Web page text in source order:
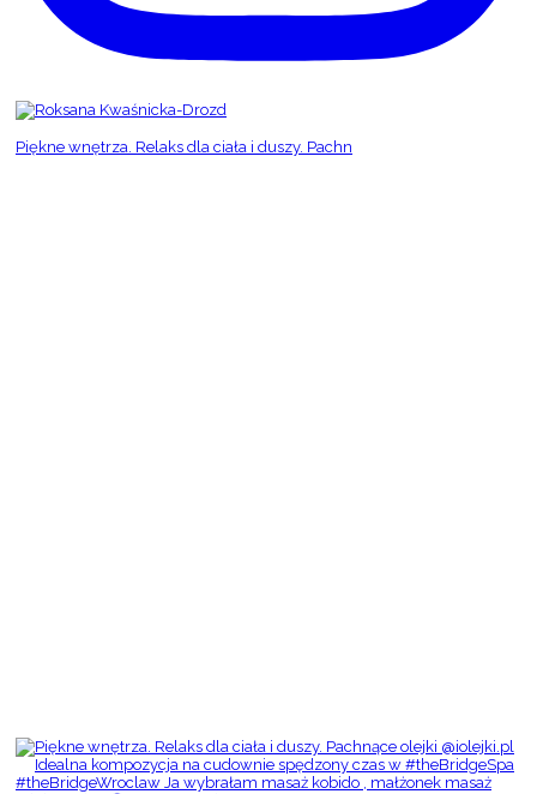
Piękne wnętrza. Relaks dla ciała i duszy. Pachn